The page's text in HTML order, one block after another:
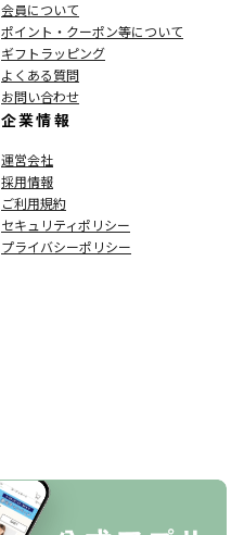
会員について
ポイント・クーポン等について
ギフトラッピング
よくある質問
お問い合わせ
企業情報
運営会社
採用情報
ご利用規約
セキュリティポリシー
プライバシーポリシー